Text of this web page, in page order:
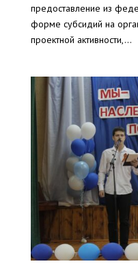
предоставление из
форме субсидий на
проектной активности,...